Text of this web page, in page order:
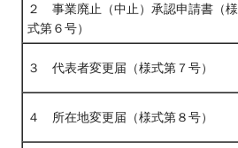
２ 事業廃止（中止）承認申請書（様
式第６号）
３ 代表者変更届（様式第７号）
４ 所在地変更届（様式第８号）